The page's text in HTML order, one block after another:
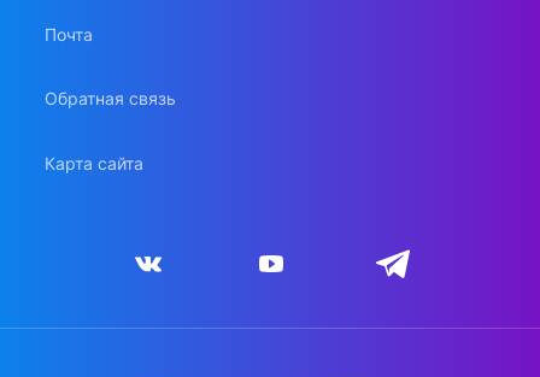
Почта
Обратная связь
Карта сайта